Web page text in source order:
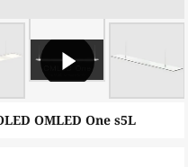
OMLED One s5L